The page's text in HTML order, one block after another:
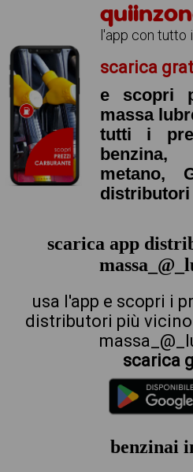
l'app con tutto
scarica
e scopri
massa
tutti i
benzina,
metano,
distributori
scarica app
usa l'app e scopri i
distributori più
scarica
benzinai